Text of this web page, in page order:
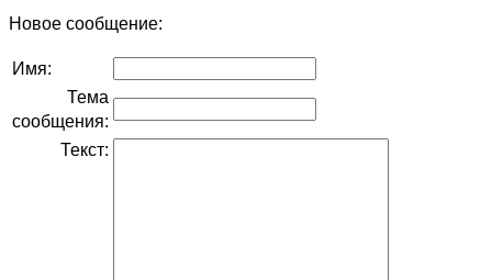
Новое сообщение:
Имя:
Тема
сообщения:
Текст: